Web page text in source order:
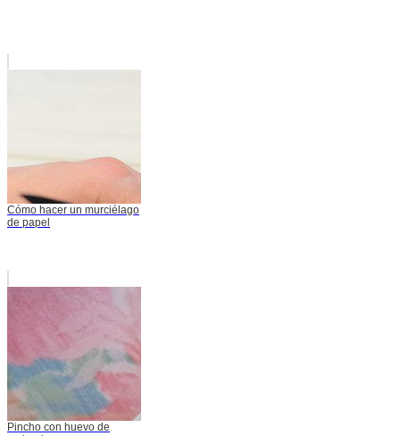
Cómo hacer un murciélago
de papel
Pincho con huevo de